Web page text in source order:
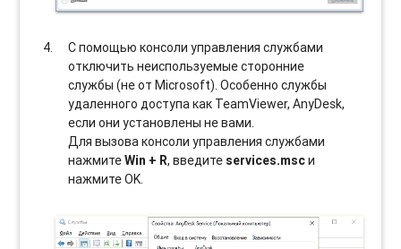
С помощью консоли управления службами
отключить неиспользуемые сторонние
службы (не от Microsoft). Особенно службы
удаленного доступа как TeamViewer, AnyDesk,
если они установлены не вами.
Для вызова консоли управления службами
нажмитеWin + R, введите services.mscи
нажмите OK.